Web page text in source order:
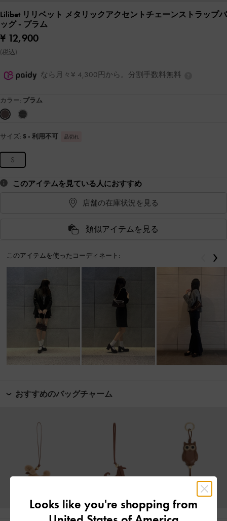
Lilibet リリベット メタリックアクセントチェーンストラップバ
ッグ- プラム
¥ 12,900
(税込)
なら月々¥ 4,300円から。分割手数料無料
カラー: プラム
サイズ: S - 利用不可 品切れ
S
このアイテムを見ている人におすすめ
店舗の在庫状況を見る
類似アイテムを見る
このアイテムを使ったコーディネート: 戻る
おすすめのバッグチャーム
Looks like you're shopping from